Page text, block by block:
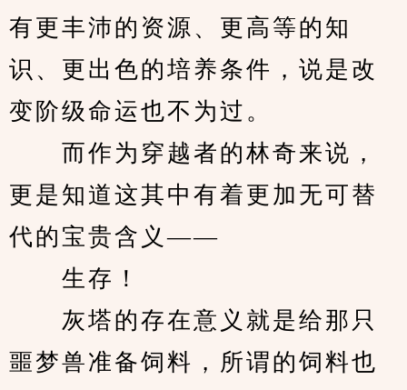
有更丰沛的资源、更高等的知
识、更出色的培养条件，说是改
变阶级命运也不为过。
而作为穿越者的林奇来说，
更是知道这其中有着更加无可替
代的宝贵含义——
生存！
灰塔的存在意义就是给那只
噩梦兽准备饲料，所谓的饲料也